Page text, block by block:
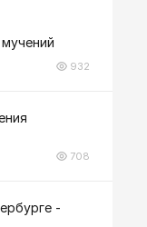
932
708
-